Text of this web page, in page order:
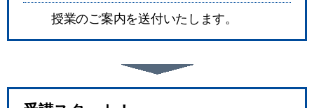
授業のご案内を送付いたします。